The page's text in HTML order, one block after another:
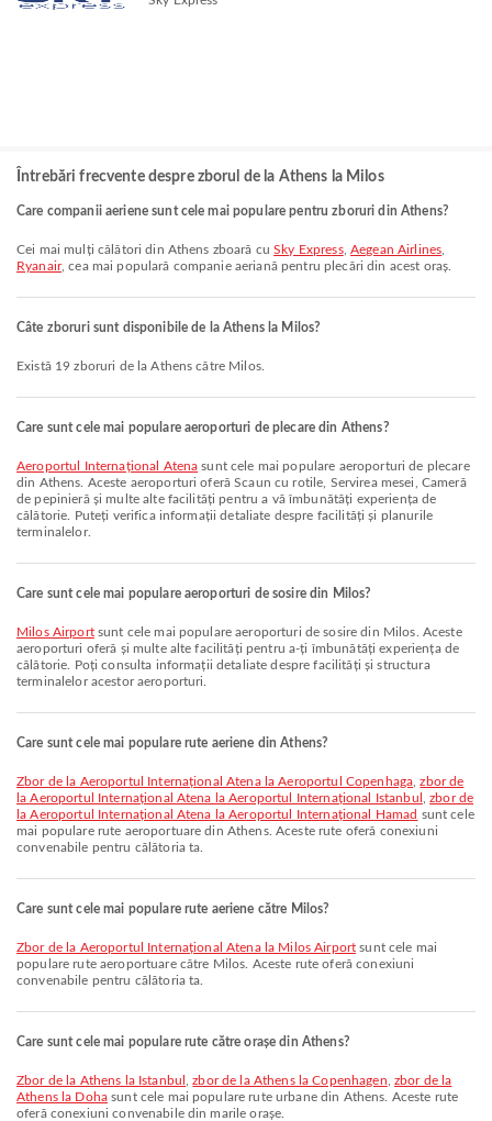
Întrebări frecvente despre zborul de la Athens la Milos
Care companii aeriene sunt cele mai populare pentru zboruri din Athens?
Cei mai mulți călători din Athens zboară cuSky Express, Aegean Airlines
Ryanair, cea mai populară companie aeriană pentru plecări din acest oraș.
Câte zboruri sunt disponibile de la Athens la Milos?
Există 19 zboruri de la Athens către Milos.
Care sunt cele mai populare aeroporturi de plecare din Athens?
Aeroportul Internațional Atena sunt cele mai populare aeroporturi de plecare
din Athens. Aceste aeroporturi oferă Scaun cu rotile, Servirea mesei, Cameră
de pepinieră și multe alte facilități pentru a vă îmbunătăți experiența de
călătorie. Puteți verifica informații detaliate despre facilități și planurile
terminalelor.
Care sunt cele mai populare aeroporturi de sosire din Milos?
Milos Airportsunt cele mai populare aeroporturi de sosire din Milos. Aceste
aeroporturi oferă și multe alte facilități pentru a-ți îmbunătăți experiența de
călătorie. Poți consulta informații detaliate despre facilități și structura
terminalelor acestor aeroporturi.
Care sunt cele mai populare rute aeriene din Athens?
zbor de la Aeroportul Internațional Atena la Aeroportul Copenhaga ,zbor de
la Aeroportul Internațional Atena la Aeroportul Internațional Istanbul
,zbor de
la Aeroportul Internațional Atena la Aeroportul Internațional Hamad sunt cele
mai populare rute aeroportuare din Athens. Aceste rute oferă conexiuni
convenabile pentru călătoria ta.
Care sunt cele mai populare rute aeriene către Milos?
zbor de la Aeroportul Internațional Atena la Milos Airport sunt cele mai
populare rute aeroportuare către Milos. Aceste rute oferă conexiuni
convenabile pentru călătoria ta.
Care sunt cele mai populare rute către orașe din Athens?
zbor de la Athens la Istanbul ,zbor de la Athens la Copenhagen zbor de la
Athens la Dohasunt cele mai populare rute urbane din Athens. Aceste rute
oferă conexiuni convenabile din marile orașe.